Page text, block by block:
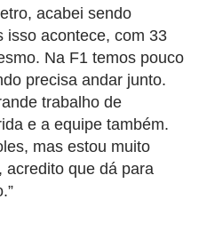
acabei sendo
isso acontece, com 33
Na F1 temos pouco
precisa andar junto.
trabalho de
e a equipe também.
mas estou muito
acredito que dá para